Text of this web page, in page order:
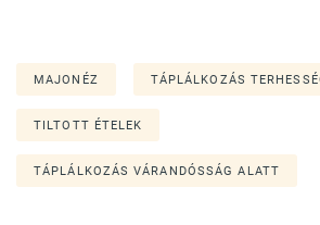
MAJONÉZ TÁPLÁLKOZÁS
TILTOTT ÉTELEK
TÁPLÁLKOZÁS VÁRANDÓSSÁG ALATT